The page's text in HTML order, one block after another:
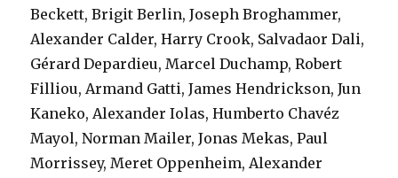
Beckett, Brigit Berlin, Joseph Broghammer,
Alexander Calder, Harry Crook, Salvadaor Dali,
Gérard Depardieu, Marcel Duchamp, Robert
Filliou, Armand Gatti, James Hendrickson, Jun
Kaneko, Alexander Iolas, Humberto Chavéz
Mayol, Norman Mailer, Jonas Mekas, Paul
Morrissey, Meret Oppenheim, Alexander